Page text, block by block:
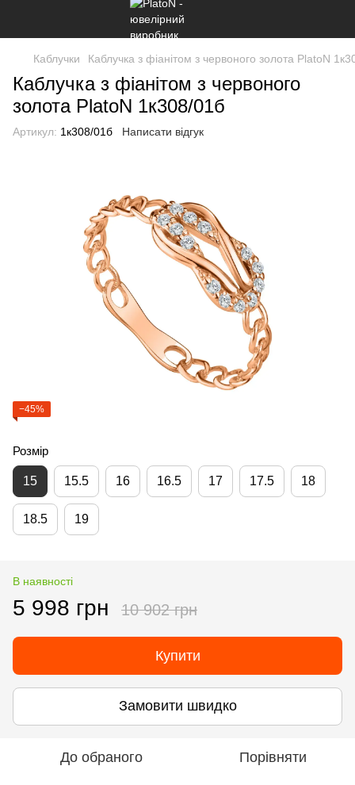
Каблучки Каблучка з фіанітом з червоного золота PlatoN
Каблучка з фіанітом з червоного
золота PlatoN 1к308/01б
Артикул: 1к308/01б Написати відгук
−45%
Розмір
15 15.5 16 16.5 17 17.5 18
18.5 19
В наявності
5 998 грн 10 902 грн
Купити
Замовити швидко
До обраного Порівняти